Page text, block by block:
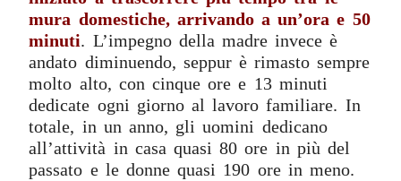
mura domestiche, arrivando a un’ora e 50
minuti. L’impegno della madre invece è
andato diminuendo, seppur è rimasto sempre
molto alto, con cinque ore e 13 minuti
dedicate ogni giorno al lavoro familiare. In
totale, in un anno, gli uomini dedicano
all’attività in casa quasi 80 ore in più del
passato e le donne quasi 190 ore in meno.